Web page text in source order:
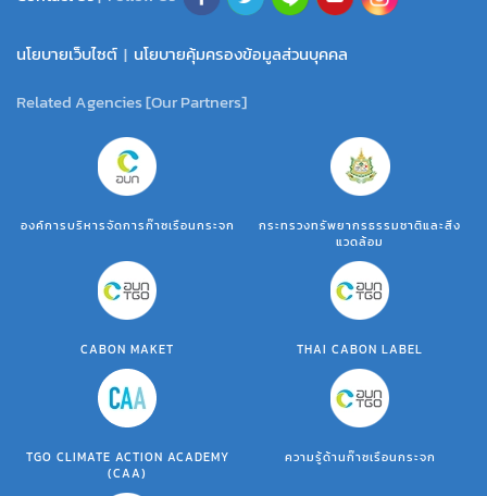
นโยบายเว็บไซต์ | นโยบายคุ้มครองข้อมูลส่วนบุคคล
Related Agencies [Our Partners]
องค์การบริหารจัดการก๊าซเรือนกระจก
กระทรวงทรัพยากรธรรมชาติและสิ่ง
แวดล้อม
CABON MAKET THAI CABON LABEL
TGO CLIMATE ACTION ACADEMY
(CAA)
ความรู้ด้านก๊าซเรือนกระจก